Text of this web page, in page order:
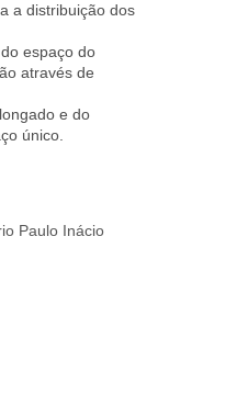
a distribuição dos
espaço do
através de
e do
único.
Paulo Inácio